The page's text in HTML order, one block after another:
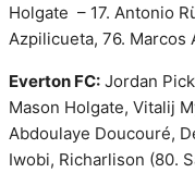
Holgate – 17. Antonio
Azpilicueta, 76. Marcos
Everton FC: Jordan
Mason Holgate, Vitalij
Abdoulaye Doucouré,
Iwobi, Richarlison (80.